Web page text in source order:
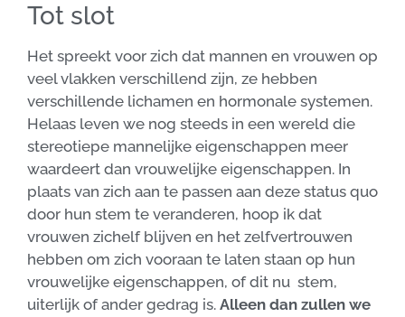
Tot slot
Het spreekt voor zich dat mannen en vrouwen op
veel vlakken verschillend zijn, ze hebben
verschillende lichamen en hormonale systemen.
Helaas leven we nog steeds in een wereld die
stereotiepe mannelijke eigenschappen meer
waardeert dan vrouwelijke eigenschappen. In
plaats van zich aan te passen aan deze status quo
door hun stem te veranderen, hoop ik dat
vrouwen zichelf blijven en het zelfvertrouwen
hebben om zich vooraan te laten staan op hun
vrouwelijke eigenschappen, of dit nu stem,
uiterlijk of ander gedrag is. Alleen dan zullen we